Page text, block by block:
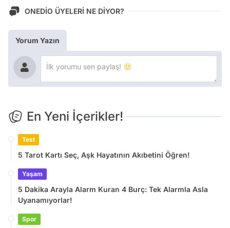
ONEDİO ÜYELERİ NE DİYOR?
Yorum Yazın
En Yeni İçerikler!
Test
5 Tarot Kartı Seç, Aşk Hayatının Akıbetini Öğren!
Yaşam
5 Dakika Arayla Alarm Kuran 4 Burç: Tek Alarmla Asla
Uyanamıyorlar!
Spor